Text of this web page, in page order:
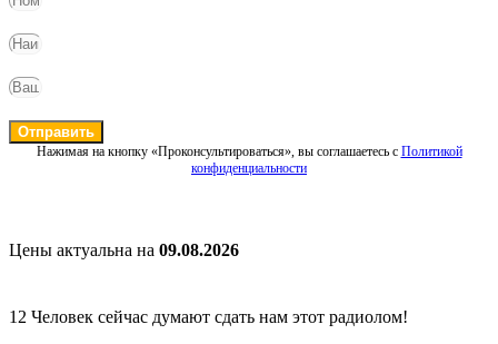
Отправить
Нажимая на кнопку «Проконсультироваться», вы соглашаетесь с Политикой
конфиденциальности
Цены актуальна на 09.08.2026
12 Человек сейчас думают сдать нам этот радиолом!